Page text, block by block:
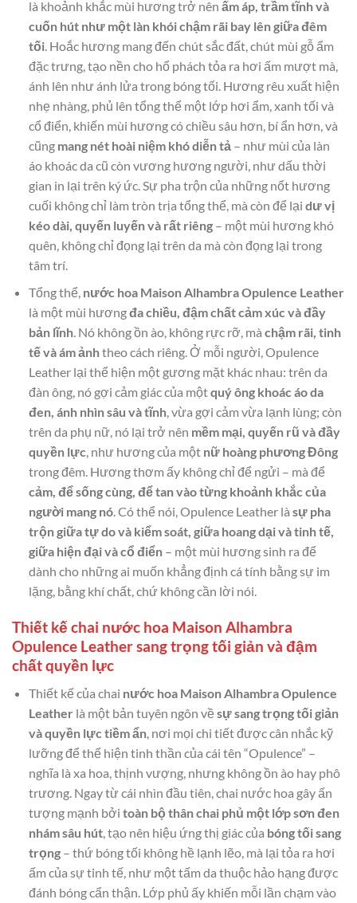
là khoảnh khắc mùi hương trở nên ấm áp, trầm tĩnh và
cuốn hút như một làn khói chậm rãi bay lên giữa đêm
tối. Hoắc hương mang đến chút sắc đất, chút mùi gỗ ẩm
đặc trưng, tạo nền cho hổ phách tỏa ra hơi ấm mượt mà,
ánh lên như ánh lửa trong bóng tối. Hương rêu xuất hiện
nhẹ nhàng, phủ lên tổng thể một lớp hơi ẩm, xanh tối và
cổ điển, khiến mùi hương có chiều sâu hơn, bí ẩn hơn, và
cũng mang nét hoài niệm khó diễn tả – như mùi của làn
áo khoác da cũ còn vương hương người, như dấu thời
gian in lại trên ký ức. Sự pha trộn của những nốt hương
cuối không chỉ làm tròn trịa tổng thể, mà còn để lại dư vị
kéo dài, quyến luyến và rất riêng– một mùi hương khó
quên, không chỉ đọng lại trên da mà còn đọng lại trong
tâm trí.
Tổng thể, nước hoa Maison Alhambra Opulence Leather
là một mùi hươngđa chiều, đậm chất cảm xúc và đầy
bản lĩnh. Nó không ồn ào, không rực rỡ, mà chậm rãi, tinh
tế và ám ảnhtheo cách riêng. Ở mỗi người, Opulence
Leather lại thể hiện một gương mặt khác nhau: trên da
đàn ông, nó gợi cảm giác của mộtquý ông khoác áo da
đen, ánh nhìn sâu và tĩnh, vừa gợi cảm vừa lạnh lùng; còn
trên da phụ nữ, nó lại trở nên mềm mại, quyến rũ và đầy
quyền lực, như hương của một nữ hoàng phương Đông
trong đêm. Hương thơm ấy không chỉ để ngửi – mà để
cảm, để sống cùng, để tan vào từng khoảnh khắc của
người mang nó. Có thể nói, Opulence Leather là sự pha
trộn giữa tự do và kiểm soát, giữa hoang dại và tinh tế,
giữa hiện đại và cổ điển– một mùi hương sinh ra để
dành cho những ai muốn khẳng định cá tính bằng sự im
lặng, bằng khí chất, chứ không cần lời nói.
Thiết kế chai nước hoa Maison Alhambra
Opulence Leather sang trọng tối giản và đậm
chất quyền lực
Thiết kế của chai nước hoa Maison Alhambra Opulence
Leather là một bản tuyên ngôn về sự sang trọng tối giản
và quyền lực tiềm ẩn, nơi mọi chi tiết được cân nhắc kỹ
lưỡng để thể hiện tinh thần của cái tên “Opulence” –
nghĩa là xa hoa, thịnh vượng, nhưng không ồn ào hay phô
trương. Ngay từ cái nhìn đầu tiên, chai nước hoa gây ấn
tượng mạnh bởi toàn bộ thân chai phủ một lớp sơn đen
nhám sâu hút, tạo nên hiệu ứng thị giác của bóng tối sang
trọng– thứ bóng tối không hề lạnh lẽo, mà lại tỏa ra hơi
ấm của sự tinh tế, như một tấm da thuộc hảo hạng được
đánh bóng cẩn thận. Lớp phủ ấy khiến mỗi lần chạm vào